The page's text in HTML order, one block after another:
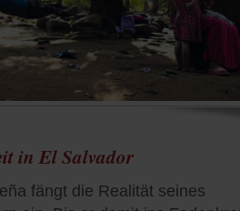
in El Salvador
fängt die Realität seines